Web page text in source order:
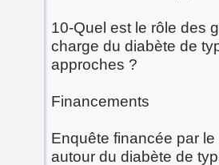
10-Quel est le rôle des
charge du diabète de
approches ?
Financements
Enquête financée par
autour du diabète de